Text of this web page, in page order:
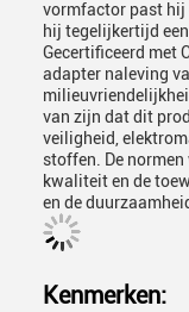
vormfactor past hij
hij tegelijkertijd
Gecertificeerd met
adapter naleving
van zijn dat dit
veiligheid,
stoffen. De
kwaliteit en de
en de
Kenmerken: